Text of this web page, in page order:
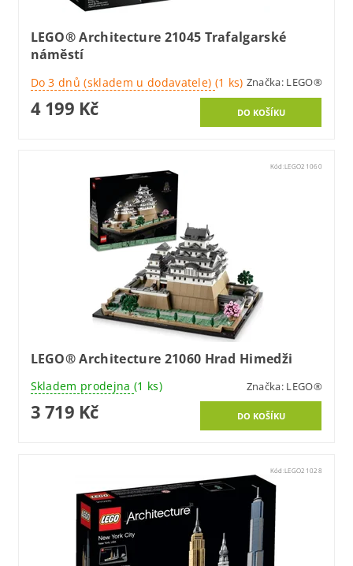
LEGO® Architecture 21045 Trafalgarské
náměstí
Do 3 dnů (skladem u dodavatele) (1 ks) Značka: LEGO®
4 199 Kč
Kód:LEGO21060
LEGO® Architecture 21060 Hrad Himedži
Skladem prodejna (1 ks) Značka: LEGO®
3 719 Kč
Kód:LEGO21028